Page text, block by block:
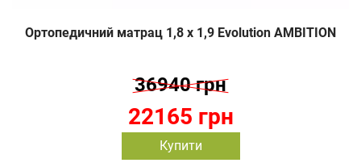
Ортопедичний матрац 1,8 х 1,9 Evolution AMBITION
22165 грн
36940 грн
Купити